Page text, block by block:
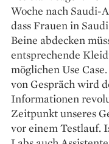
Woche nach Saudi-
dass Frauen in
Beine abdecken
entsprechende
möglichen Use
von Gespräch wird
Informationen
Zeitpunkt unseres
vor einem Testlauf.